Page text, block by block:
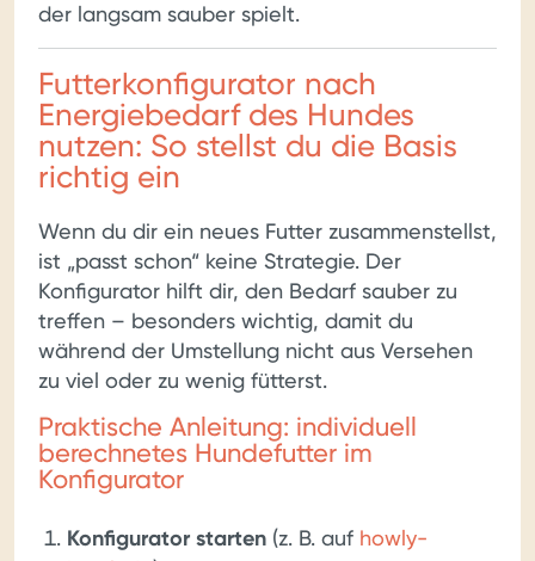
der langsam sauber spielt.
Futterkonfigurator nach
Energiebedarf des Hundes
nutzen: So stellst du die Basis
richtig ein
Wenn du dir ein neues Futter zusammenstellst,
ist „passt schon“ keine Strategie. Der
Konfigurator hilft dir, den Bedarf sauber zu
treffen – besonders wichtig, damit du
während der Umstellung nicht aus Versehen
zu viel oder zu wenig fütterst.
Praktische Anleitung: individuell
berechnetes Hundefutter im
Konfigurator
Konfigurator starten (z. B. auf howly-